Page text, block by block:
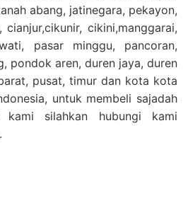
abang, jatinegara, pekayon,
cikini,manggarai,
pasar minggu, pancoran,
pondok aren, duren jaya, duren
pusat, timur dan kota kota
untuk membeli sajadah
silahkan hubungi kami